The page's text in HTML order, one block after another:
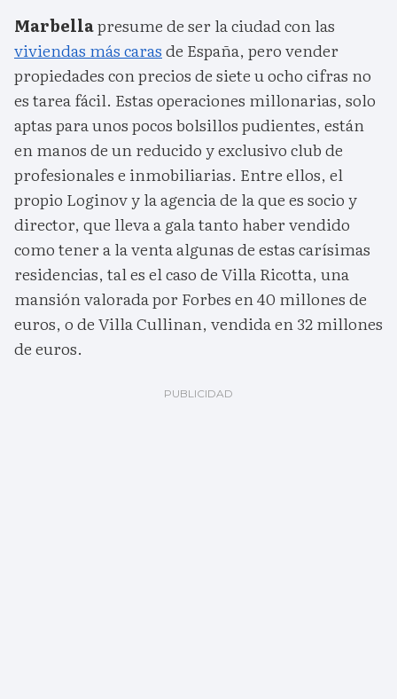
Marbellapresume de ser la ciudad con las
viviendas más carasde España, pero vender
propiedades con precios de siete u ocho cifras no
es tarea fácil. Estas operaciones millonarias, solo
aptas para unos pocos bolsillos pudientes, están
en manos de un reducido y exclusivo club de
profesionales e inmobiliarias. Entre ellos, el
propio Loginov y la agencia de la que es socio y
director, que lleva a gala tanto haber vendido
como tener a la venta algunas de estas carísimas
residencias, tal es el caso de Villa Ricotta, una
mansión valorada por Forbes en 40 millones de
euros, o de Villa Cullinan, vendida en 32 millones
de euros.